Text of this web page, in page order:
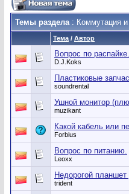
Темы раздела: Коммутация и
Тема / Автор
Вопрос по распайке.
D.J.Koks
Пластиковые
soundrental
Ушной монитор
muzikant
Какой кабель или
Forbius
Вопрос по питанию.
Leoxx
Недорогой
trident